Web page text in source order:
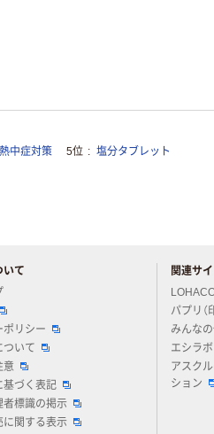
熱中症対策 5位 塩分タブレット
いて
ポリシー
ついて
意
基づく表記
者標識の掲示
に関する表示
関連サ
LOHACO
パプリ（
みんな
エシラボ
アスク
ション